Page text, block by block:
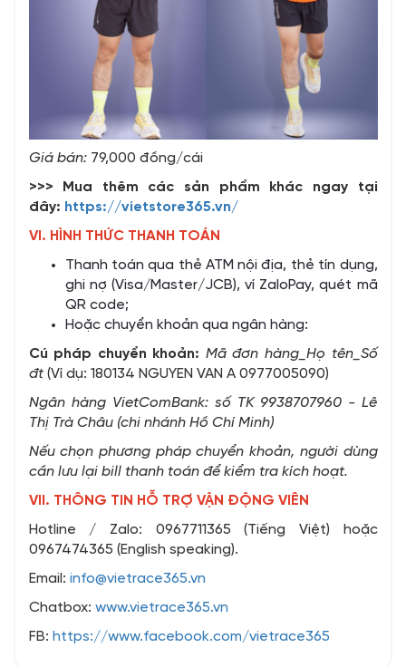
Giá bán: 79,000 đồng/cái
>>> Mua thêm các sản phẩm khác ngay tại
đây: https://vietstore365.vn/
VI. HÌNH THỨC THANH TOÁN
Thanh toán qua thẻ ATM nội địa, thẻ tín dụng,
ghi nợ (Visa/Master/JCB), ví ZaloPay, quét mã
QR code;
Hoặc chuyển khoản qua ngân hàng:
Cú pháp chuyển khoản: Mã đơn hàng_Họ tên_Số
đt(Ví dụ: 180134 NGUYEN VAN A 0977005090)
Ngân hàng VietComBank: số TK 9938707960 - Lê
Thị Trà Châu (chi nhánh Hồ Chí Minh)
Nếu chọn phương pháp chuyển khoản, người dùng
cần lưu lại bill thanh toán để kiểm tra kích hoạt.
VII. THÔNG TIN HỖ TRỢ VẬN ĐỘNG VIÊN
Hotline / Zalo: 0967711365 (Tiếng Việt) hoặc
0967474365 (English speaking).
Email: info@vietrace365.vn
Chatbox: www.vietrace365.vn
FB: https://www.facebook.com/vietrace365